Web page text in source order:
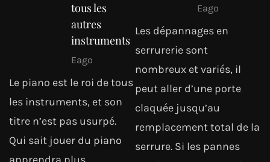
tous les
autres
instruments
Eago
Le piano est le roi de tous
les instruments, et son
titre n’est pas usurpé.
Qui sait jouer du piano
Eago
Les dépannages en
serrurerie sont
nombreux et variés, il
peut aller d’une porte
claquée jusqu’au
remplacement total de la
serrure. Si les pannes